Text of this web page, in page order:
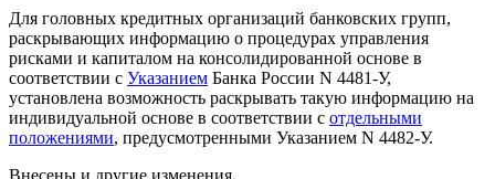
Для головных кредитных организаций банковских групп,
раскрывающих информацию о процедурах управления
рисками и капиталом на консолидированной основе в
соответствии с Указанием Банка России N 4481-У,
установлена возможность раскрывать такую информацию на
индивидуальной основе в соответствии с отдельными
положениями, предусмотренными Указанием N 4482-У.